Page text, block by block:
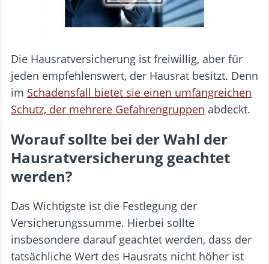
Die Hausratversicherung ist freiwillig, aber für
jeden empfehlenswert, der Hausrat besitzt. Denn
im Schadensfall bietet sie einen umfangreichen
Schutz, der mehrere Gefahrengruppen abdeckt.
Worauf sollte bei der Wahl der
Hausratversicherung geachtet
werden?
Das Wichtigste ist die Festlegung der
Versicherungssumme. Hierbei sollte
insbesondere darauf geachtet werden, dass der
tatsächliche Wert des Hausrats nicht höher ist